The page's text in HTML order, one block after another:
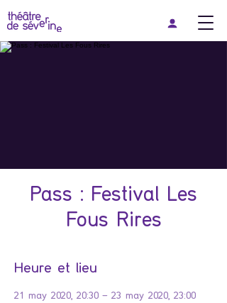
Pass : Festival Les
Fous Rires
Heure et lieu
21 may 2020, 20:30 – 23 may 2020, 23:00